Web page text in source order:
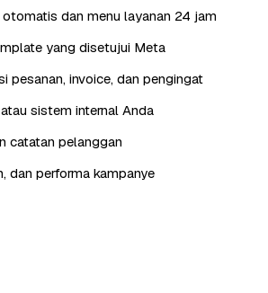
dan menu layanan 24 jam
yang disetujui Meta
pesanan, invoice, dan pengingat
sistem internal Anda
catatan pelanggan
dan performa kampanye